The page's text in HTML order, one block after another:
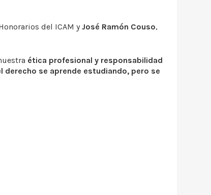
del ICAM yJosé Ramón Couso,
ética profesional y responsabilidad
derecho se aprende estudiando, pero se